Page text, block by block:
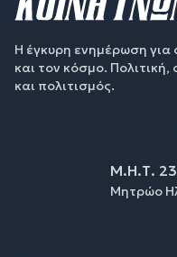
Η έγκυρη ενημέρωση για
και τον κόσμο. Πολιτική,
και πολιτισμός.
Μ.Η.Τ.
Μητρώο